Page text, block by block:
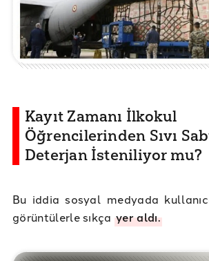
Kayıt Zamanı İlkokul
Öğrencilerinden Sıvı
Deterjan İsteniliyor mu?
Bu iddia sosyal medyada
görüntülerle sıkçayer aldı.